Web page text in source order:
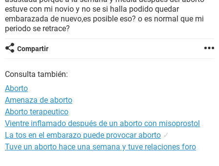
SEXUALIDAD
GLOSARIO
estuve con mi novio y no se si halla podido quedar
embarazada de nuevo,es posible eso? o es normal que mi
periodo se retrace?
Compartir
Consulta también:
Aborto
Amenaza de aborto
Aborto terapeutico
Vientre inflamado después de un aborto con misoprostol
La tos en el embarazo puede provocar aborto ✓
Tuve un aborto hace una semana y tuve relaciones foro